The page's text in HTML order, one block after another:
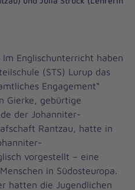
Englischunterricht haben
(STS) Lurup das
Engagement“
Gierke, gebürtige
der Johanniter-
Rantzau, hatte in
vorgestellt – eine
in Südosteuropa.
hatten die Jugendlichen